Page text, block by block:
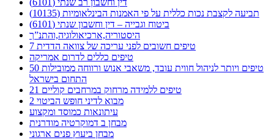
דין וחשבון רב שנתי (6101)
תביעה לקצבת נכות כללית על פי האמנות הבינלאומיות (10135)
ביטוח וגבייה – דין וחשבון שנתי (6101)
היסטוריה,ארכיאולוגיה,והתנ”ך
7 טיפים חשובים לפני עריכה של צוואה הדדית
טיפים כללים לדרום אמריקה
50 טיפים ויותר לניהול חווית עובד, משאבי אנוש ורווחה ממובילות
התחום בישראל
21 טיפים ללמידה מרחוק במרחבים קוליים
מבוא לדיני חופש הביטוי 2
עיתונאות כמוסד ומקצוע
מבחן ב דמוקרטיה מודרנית
מבחן ביעוץ פנים ארגוני